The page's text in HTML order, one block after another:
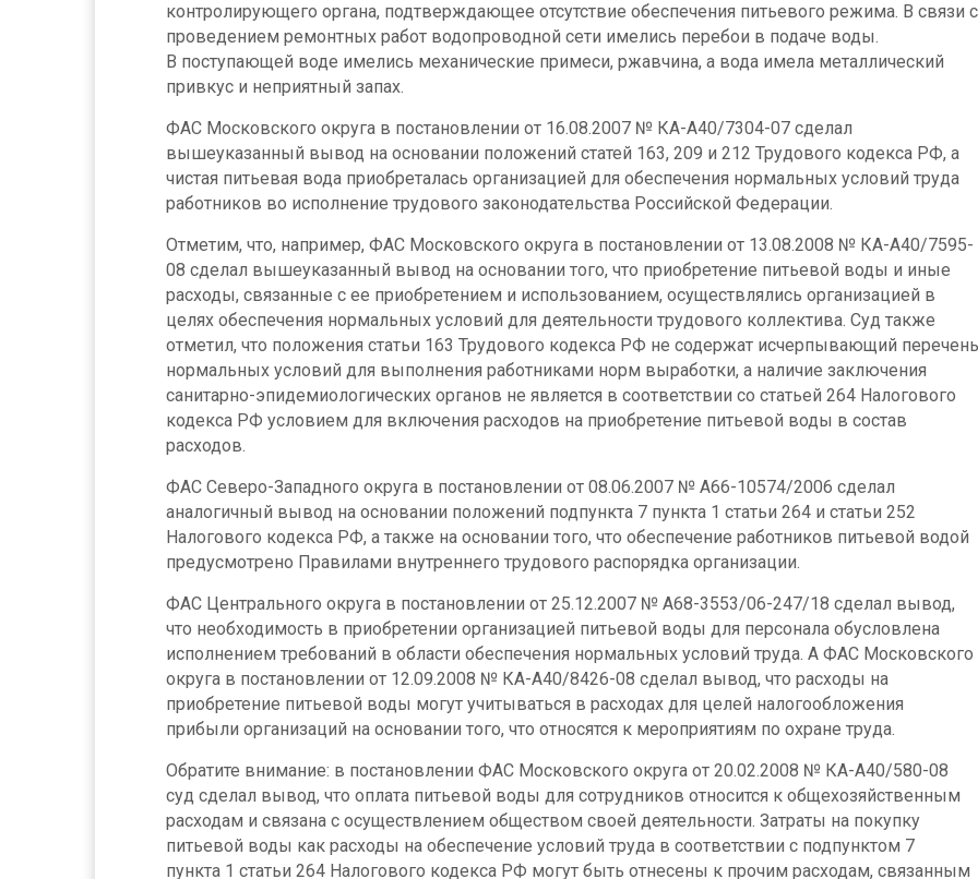
контролирующего органа, подтверждающее отсутствие обеспечения питьевого режима. В связи с
проведением ремонтных работ водопроводной сети имелись перебои в подаче воды.
В поступающей воде имелись механические примеси, ржавчина, а вода имела металлический
привкус и неприятный запах.
ФАС Московского округа в постановлении от 16.08.2007 № КА-А40/7304-07 сделал
вышеуказанный вывод на основании положений статей 163, 209 и 212 Трудового кодекса РФ, а
чистая питьевая вода приобреталась организацией для обеспечения нормальных условий труда
работников во исполнение трудового законодательства Российской Федерации.
Отметим, что, например, ФАС Московского округа в постановлении от 13.08.2008 № КА-А40/7595-
08 сделал вышеуказанный вывод на основании того, что приобретение питьевой воды и иные
расходы, связанные с ее приобретением и использованием, осуществлялись организацией в
целях обеспечения нормальных условий для деятельности трудового коллектива. Суд также
отметил, что положения статьи 163 Трудового кодекса РФ не содержат исчерпывающий перечень
нормальных условий для выполнения работниками норм выработки, а наличие заключения
санитарно-эпидемиологических органов не является в соответствии со статьей 264 Налогового
кодекса РФ условием для включения расходов на приобретение питьевой воды в состав
расходов.
ФАС Северо-Западного округа в постановлении от 08.06.2007 № А66-10574/2006 сделал
аналогичный вывод на основании положений подпункта 7 пункта 1 статьи 264 и статьи 252
Налогового кодекса РФ, а также на основании того, что обеспечение работников питьевой водой
предусмотрено Правилами внутреннего трудового распорядка организации.
ФАС Центрального округа в постановлении от 25.12.2007 № А68-3553/06-247/18 сделал вывод,
что необходимость в приобретении организацией питьевой воды для персонала обусловлена
исполнением требований в области обеспечения нормальных условий труда. А ФАС Московского
округа в постановлении от 12.09.2008 № КА-А40/8426-08 сделал вывод, что расходы на
приобретение питьевой воды могут учитываться в расходах для целей налогообложения
прибыли организаций на основании того, что относятся к мероприятиям по охране труда.
Обратите внимание: в постановлении ФАС Московского округа от 20.02.2008 № КА-А40/580-08
суд сделал вывод, что оплата питьевой воды для сотрудников относится к общехозяйственным
расходам и связана с осуществлением обществом своей деятельности. Затраты на покупку
питьевой воды как расходы на обеспечение условий труда в соответствии с подпунктом 7
пункта 1 статьи 264 Налогового кодекса РФ могут быть отнесены к прочим расходам, связанным